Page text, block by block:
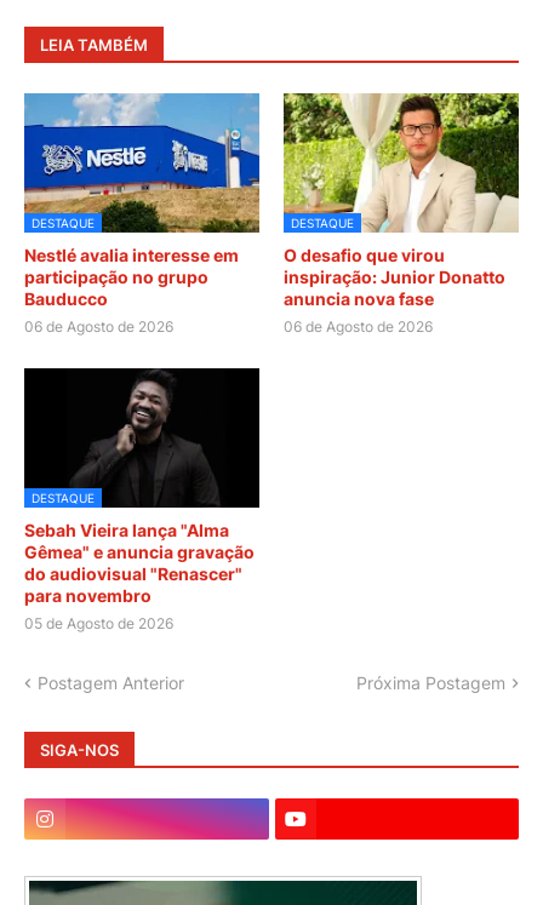
LEIA TAMBÉM
DESTAQUE
Nestlé avalia interesse em
participação no grupo
Bauducco
06 de Agosto de 2026
DESTAQUE
O desafio que virou
inspiração: Junior Donatto
anuncia nova fase
06 de Agosto de 2026
DESTAQUE
Sebah Vieira lança "Alma
Gêmea" e anuncia gravação
do audiovisual "Renascer"
para novembro
05 de Agosto de 2026
Postagem Anterior Próxima Postagem
SIGA-NOS